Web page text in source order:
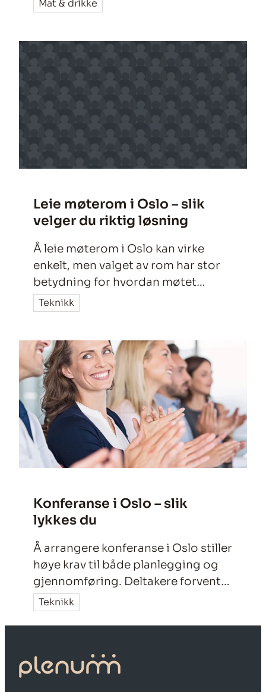
totalopplevelsen enn man tror: mat
bidrar til bedre flyt, høyere energi
og mer fornøyde deltakere –
Mat & drikke
Leie møterom i Oslo – slik
velger du riktig løsning
Å leie møterom i Oslo kan virke
enkelt, men valget av rom har stor
betydning for hvordan møtet
faktisk gjennomføres. Enten du
planlegger et ledermøte, en
rammene avgjørende for både flyt,
konsentrasjon og resultat.
Teknikk
Konferanse i Oslo – slik
lykkes du
Å arrangere konferanse i Oslo stiller
høye krav til både planlegging og
gjennomføring. Deltakere forventer
profesjonelle rammer, god flyt og
en opplevelse som fungerer
velge riktige konferanselokaler i
Teknikk